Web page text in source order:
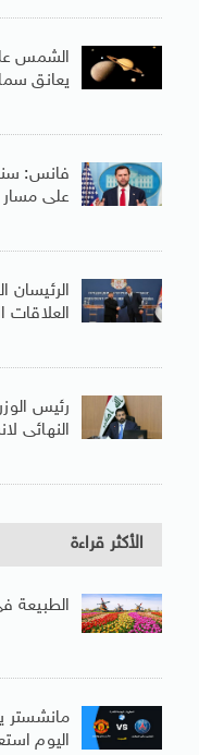
الشمس
يعانق
فانس:
على
الرئيسان
العلاقات
النهائى
الأكثر قراءة
الطبيعة
مانشستر
اليوم